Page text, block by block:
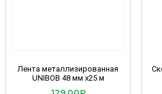
Лента металлизированная
UNIBOB 48 мм х25 м